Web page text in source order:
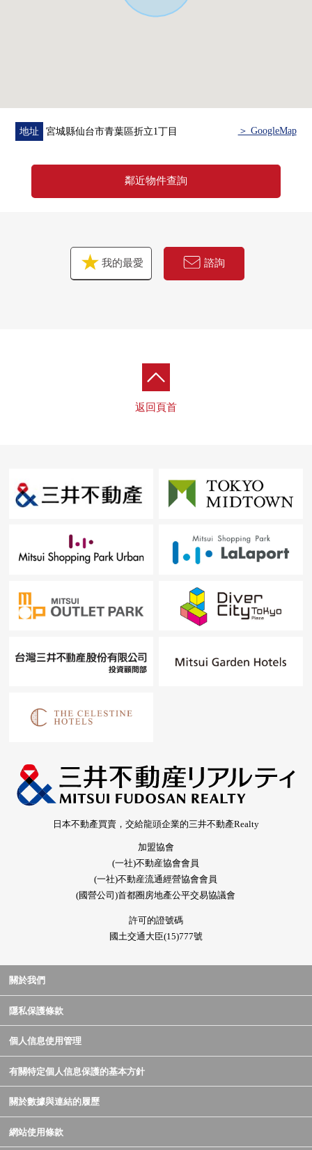
0TSURUHA藥品仙台落合商店步行22分鐘的約1690m
地址 宮城縣仙台市青葉區折立1丁目 ＞ GoogleMap
鄰近物件查詢
我的最愛 諮詢
返回頁首
日本不動產買賣，交給龍頭企業的三井不動產Realty
加盟協會
(一社)不動産協會會員
(一社)不動産流通經營協會會員
(國營公司)首都圈房地產公平交易協議會
許可的證號碼
國土交通大臣(15)777號
關於我們
隱私保護條款
個人信息使用管理
有關特定個人信息保護的基本方針
關於數據與連結的履歷
網站使用條款